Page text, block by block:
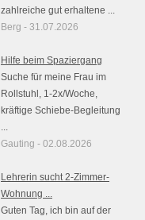
zahlreiche gut erhaltene ...
Berg - 31.07.2026
Hilfe beim Spaziergang
Suche für meine Frau im
Rollstuhl, 1-2x/Woche,
kräftige Schiebe-Begleitung
Gauting - 02.08.2026
Lehrerin sucht 2-Zimmer-
Wohnung ...
Guten Tag, ich bin auf der